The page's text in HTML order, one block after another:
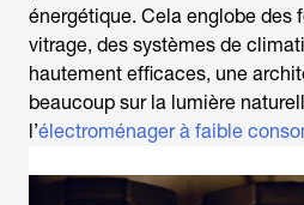
énergétique. Cela englobe des
vitrage, des systèmes de
hautement efficaces, une
beaucoup sur la lumière
l’électroménager à faible